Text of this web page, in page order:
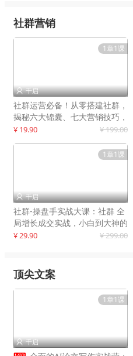
社群营销
1章1课
 千启
社群运营必备！从零搭建社群，
揭秘六大锦囊、七大营销技巧，
打造火爆社群
¥ 19.90 ¥ 199.00
1章1课
 千启
社群-操盘手实战大课：社群 全
局增长成交实战，小白到大神的
进阶之路
¥ 29.90 ¥ 299.00
顶尖文案
1章1课
 千启